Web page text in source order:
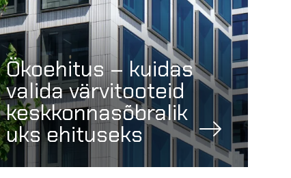
Ökoehitus – kuidas
valida värvitooteid
keskkonnasõbralik
uks ehituseks